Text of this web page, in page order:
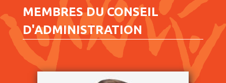
MEMBRES DU CONSEIL
D'ADMINISTRATION